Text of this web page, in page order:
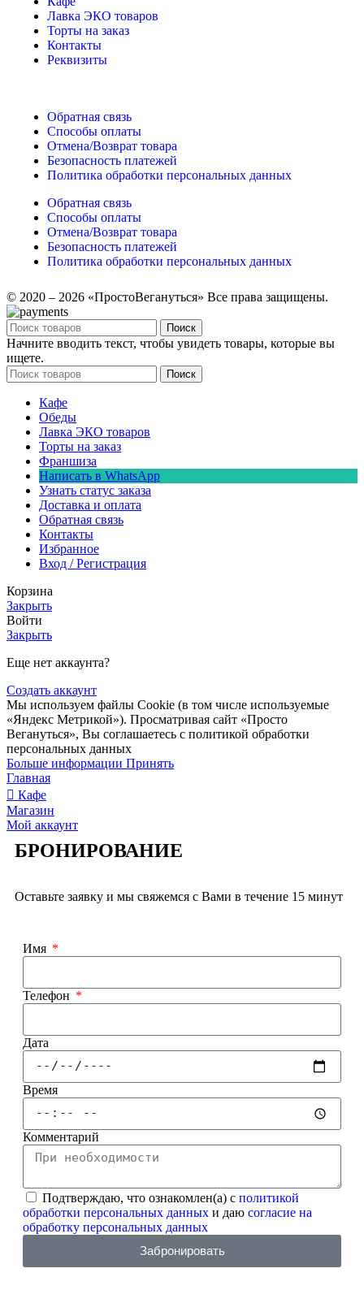
Лавка ЭКО товаров
Торты на заказ
Контакты
Реквизиты
Обратная связь
Способы оплаты
Отмена/Возврат товара
Безопасность платежей
Политика обработки персональных данных
Обратная связь
Способы оплаты
Отмена/Возврат товара
Безопасность платежей
Политика обработки персональных данных
© 2020 – 2026 «ПростоВегануться» Все права защищены.
Поиск
Начните вводить текст, чтобы увидеть товары, которые вы
ищете.
Поиск
Кафе
Обеды
Лавка ЭКО товаров
Торты на заказ
Франшиза
Написать в WhatsApp
Узнать статус заказа
Доставка и оплата
Обратная связь
Контакты
Избранное
Вход / Регистрация
Корзина
Закрыть
Войти
Закрыть
Еще нет аккаунта?
Создать аккаунт
Мы используем файлы Сookie (в том числе используемые
«Яндекс Метрикой»). Просматривая сайт «Просто
Вегануться», Вы соглашаетесь с политикой обработки
персональных данных
Больше информации Принять
Главная
Кафе
Магазин
Мой аккаунт
БРОНИРОВАНИЕ
Оставьте заявку и мы свяжемся с Вами в течение 15 минут
Имя
Телефон
Дата
Время
Комментарий
Подтверждаю, что ознакомлен(а) с политикой
обработки персональных данных и даю согласие на
обработку персональных данных
Забронировать